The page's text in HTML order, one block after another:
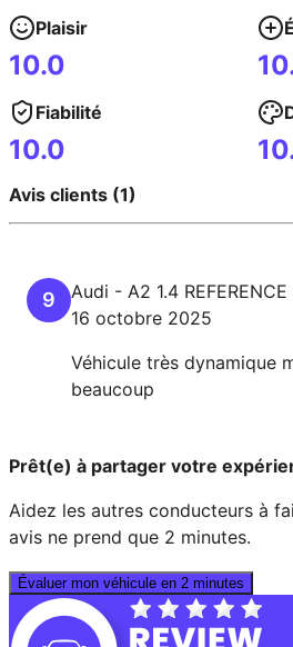
Plaisir
10.0
Fiabilité
10.0
Avis clients (1)
9 Audi - A2 1.4 REFERENCE
16 octobre 2025
Véhicule très dynamique
beaucoup
Prêt(e) à partager votre
Aidez les autres conducteurs à
avis ne prend que 2 minutes.
Évaluer mon véhicule en 2 minutes